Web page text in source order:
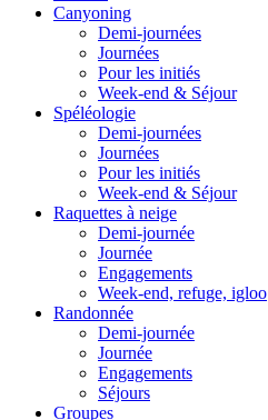
Canyoning
Demi-journées
Journées
Pour les initiés
Week-end & Séjour
Spéléologie
Demi-journées
Journées
Pour les initiés
Week-end & Séjour
Raquettes à neige
Demi-journée
Journée
Engagements
Week-end, refuge, igloo
Randonnée
Demi-journée
Journée
Engagements
Séjours
Groupes